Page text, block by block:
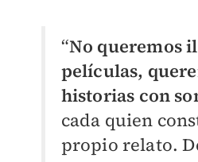
“No queremos
películas,
historias con
cada quien
propio relato.